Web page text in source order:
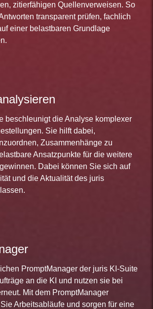
zitierfähigen Quellenverweisen. So
transparent prüfen, fachlich
einer belastbaren Grundlage
beschleunigt die Analyse komplexer
Sie hilft dabei,
Zusammenhänge zu
Ansatzpunkte für die weitere
Dabei können Sie sich auf
und die Aktualität des juris
PromptManager der juris KI-Suite
an die KI und nutzen sie bei
Mit dem PromptManager
Arbeitsabläufe und sorgen für eine